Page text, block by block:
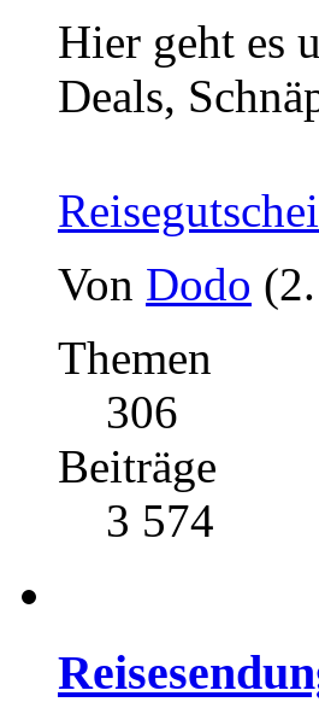
Hier geht es
Deals,
Von Dodo
Themen
306
Beiträge
3 574